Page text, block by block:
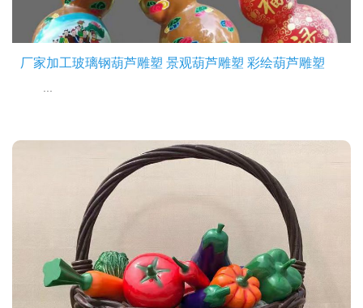
厂家加工玻璃钢葫芦雕塑 景观葫芦雕塑 彩绘葫芦雕塑